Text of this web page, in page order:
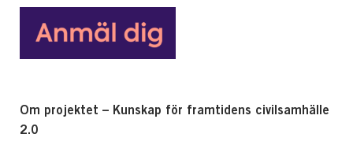
Om projektet – Kunskap för framtidens civilsamhälle
2.0